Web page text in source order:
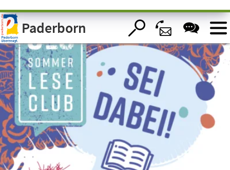
Visuelle
Assistenzsoftware
öffnen.Paderborn